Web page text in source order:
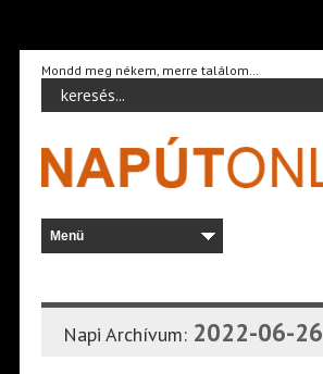
Mondd meg nékem, merre találom…
Napi Archívum: 2022-06-26